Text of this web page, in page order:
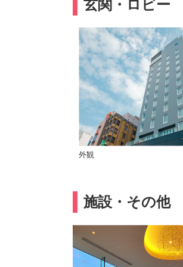
玄関・ロビー
外観
施設・その他